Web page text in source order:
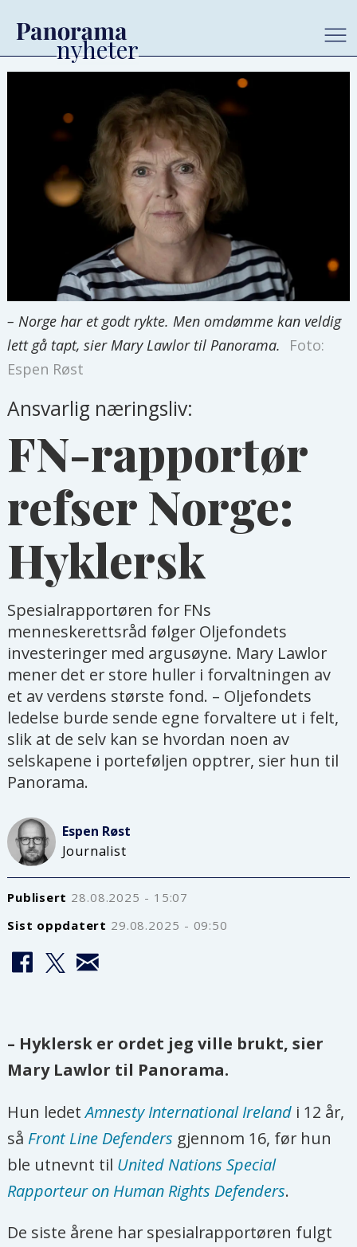
– Norge har et godt rykte. Men omdømme kan veldig
lett gå tapt, sier Mary Lawlor til Panorama.
Foto:
Espen Røst
Ansvarlig næringsliv:
FN-rapportør
refser Norge:
Hyklersk
Spesialrapportøren for FNs
menneskerettsråd følger Oljefondets
investeringer med argusøyne. Mary Lawlor
mener det er store huller i forvaltningen av
et av verdens største fond. – Oljefondets
ledelse burde sende egne forvaltere ut i felt,
slik at de selv kan se hvordan noen av
selskapene i porteføljen opptrer, sier hun til
Panorama.
Espen Røst
Journalist
Publisert
28.08.2025 - 15:07
Sist oppdatert
29.08.2025 - 09:50
– Hyklersk er ordet jeg ville brukt, sier
Mary Lawlor til Panorama.
Hun ledetAmnesty International Ireland i 12 år,
så Front Line Defenders gjennom 16, før hun
ble utnevnt til United Nations Special
Rapporteur on Human Rights Defenders.
De siste årene har spesialrapportøren fulgt